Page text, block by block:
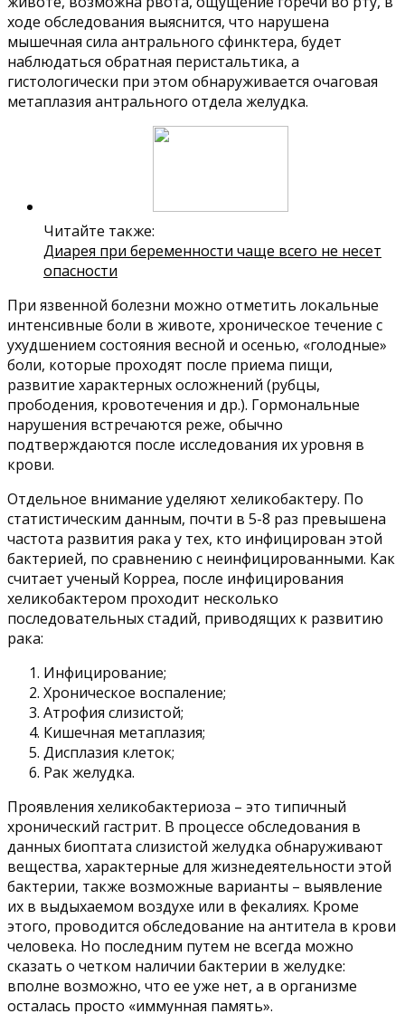
ходе обследования выяснится, что нарушена
мышечная сила антрального сфинктера, будет
наблюдаться обратная перистальтика, а
гистологически при этом обнаруживается очаговая
метаплазия антрального отдела желудка.
Читайте также:
Диарея при беременности чаще всего не несет
опасности
При язвенной болезни можно отметить локальные
интенсивные боли в животе, хроническое течение с
ухудшением состояния весной и осенью, «голодные»
боли, которые проходят после приема пищи,
развитие характерных осложнений (рубцы,
прободения, кровотечения и др.). Гормональные
нарушения встречаются реже, обычно
подтверждаются после исследования их уровня в
крови.
Отдельное внимание уделяют хеликобактеру. По
статистическим данным, почти в 5-8 раз превышена
частота развития рака у тех, кто инфицирован этой
бактерией, по сравнению с неинфицированными. Как
считает ученый Корреа, после инфицирования
хеликобактером проходит несколько
последовательных стадий, приводящих к развитию
рака:
Инфицирование;
Хроническое воспаление;
Атрофия слизистой;
Кишечная метаплазия;
Дисплазия клеток;
Рак желудка.
Проявления хеликобактериоза – это типичный
хронический гастрит. В процессе обследования в
данных биоптата слизистой желудка обнаруживают
вещества, характерные для жизнедеятельности этой
бактерии, также возможные варианты – выявление
их в выдыхаемом воздухе или в фекалиях. Кроме
этого, проводится обследование на антитела в крови
человека. Но последним путем не всегда можно
сказать о четком наличии бактерии в желудке:
вполне возможно, что ее уже нет, а в организме
осталась просто «иммунная память».